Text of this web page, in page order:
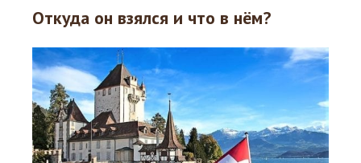
Откуда он взялся и что в нём?